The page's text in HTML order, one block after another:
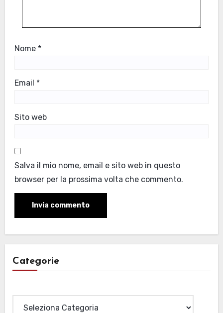
Nome *
Email *
Sito web
Salva il mio nome, email e sito web in questo
browser per la prossima volta che commento.
Categorie